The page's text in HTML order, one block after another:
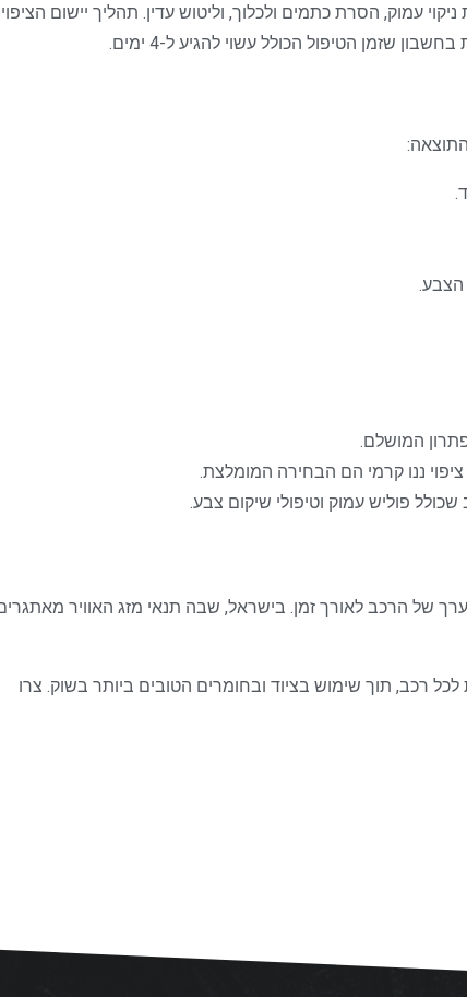
עמוק, הסרת כתמים ולכלוך, וליטוש עדין. תהליך יישום הציפוי
הצבע.
המושלם.
ננו קרמי הם הבחירה המומלצת.
פוליש עמוק וטיפולי שיקום צבע.
של הרכב לאורך זמן. בישראל, שבה תנאי מזג האוויר
רכב, תוך שימוש בציוד ובחומרים הטובים ביותר בשוק. צרו